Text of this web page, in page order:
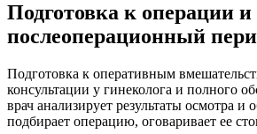
Подготовка к операции и
послеоперационный
Подготовка к оперативным
консультации у гинеколога и полного
врач анализирует результаты осмотра и
подбирает операцию, оговаривает ее